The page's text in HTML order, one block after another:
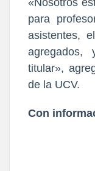
«Nosotros
para
asistentes,
titular»,
de la UCV.
Con